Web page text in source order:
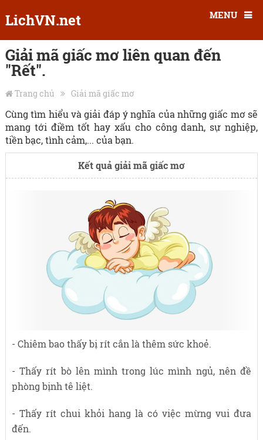
LichVN.net MENU
Giải mã giấc mơ liên quan đến
"Rết".
Trang chủ Giải mã giấc mơ
Cùng tìm hiểu và giải đáp ý nghĩa của những giấc mơ sẽ
mang tới điềm tốt hay xấu cho công danh, sự nghiệp,
tiền bạc, tình cảm,... của bạn.
Kết quả giải mã giấc mơ
- Chiêm bao thấy bị rít cắn là thêm sức khoẻ.
- Thấy rít bò lên mình trong lúc mình ngủ, nên đề
phòng bịnh tê liệt.
- Thấy rít chui khỏi hang là có việc mừng vui đưa
đến.